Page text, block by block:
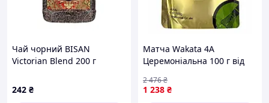
Чай чорний BISAN
Victorian Blend 200 г
242 ₴
Матча Wakata 4А
Церемоніальна 100 г від
справжніх цінувальників
чаю
1 238 ₴
2 476₴